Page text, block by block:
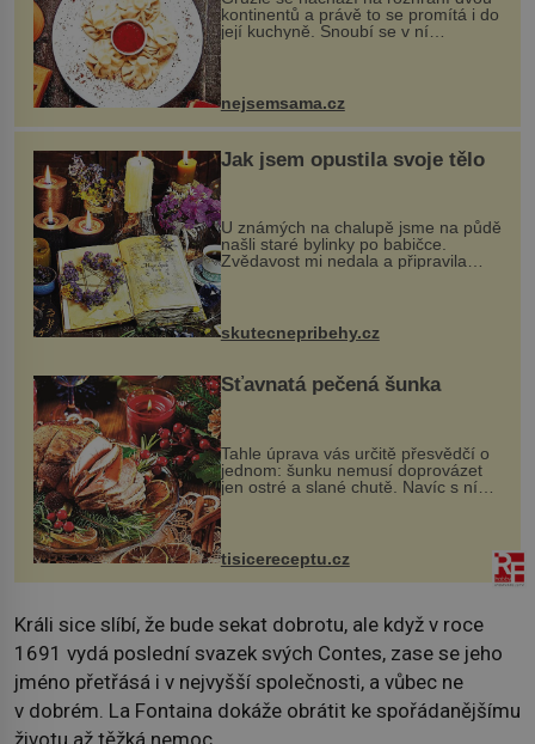
kontinentů a právě to se promítá i do
její kuchyně. Snoubí se v ní
evropské a asijské chutě a díky tomu
vznikají rozmanité a chuťově bohaté
pokrmy, které rozhodně st...
nejsemsama.cz
Jak jsem opustila svoje tělo
U známých na chalupě jsme na půdě
našli staré bylinky po babičce.
Zvědavost mi nedala a připravila
jsem si z nich lektvar… Zimní pobyt
na chalupě se pro mě vlastní vinou
změnil v děsivý zážitek, na kt...
skutecnepribehy.cz
Šťavnatá pečená šunka
Tahle úprava vás určitě přesvědčí o
jednom: šunku nemusí doprovázet
jen ostré a slané chutě. Navíc s ní
nakrmíte poměrně hodně hladových
krků. Ingredience sádlo 3 kg šunky
vcelku 3 stroužky česneku hl...
tisicereceptu.cz
Králi sice slíbí, že bude sekat dobrotu, ale když v roce
1691 vydá poslední svazek svých Contes, zase se jeho
jméno přetřásá i v nejvyšší společnosti, a vůbec ne
v dobrém. La Fontaina dokáže obrátit ke spořádanějšímu
životu až těžká nemoc.